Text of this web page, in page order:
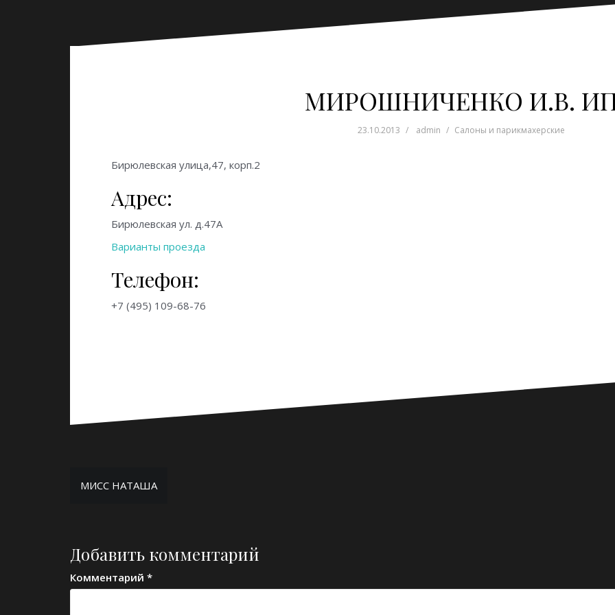
МИРОШНИЧЕНКО И.В.
23.10.2013 admin Салоны и парикмахерские
Бирюлевская улица,47, корп.2
Адрес:
Бирюлевская ул. д.47А
Варианты проезда
Телефон:
+7 (495) 109-68-76
Навигация
МИСС НАТАША
Добавить комментарий
Комментарий *